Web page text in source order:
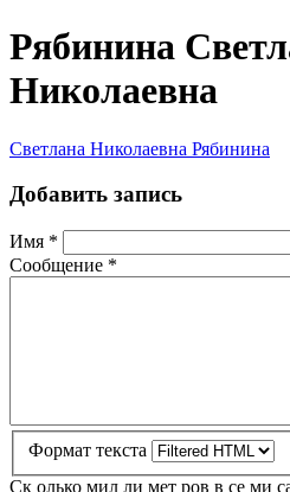
Рябинина
Николаевна
Светлана Николаевна Рябинина
Добавить запись
Имя *
Сообщение *
Формат текста
Ск олько мил ли мет ров в се ми